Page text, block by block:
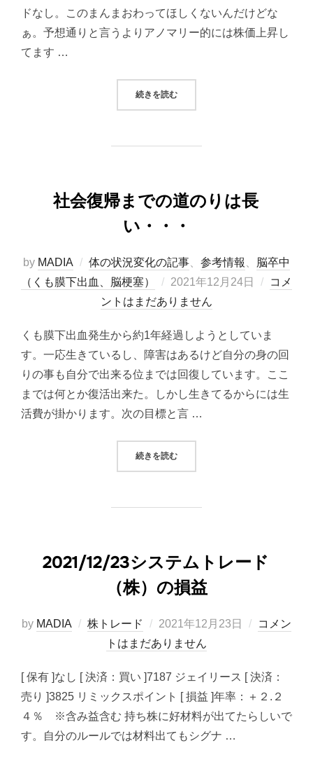
ドなし。このまんまおわってほしくないんだけどな
ぁ。予想通りと言うよりアノマリー的には株価上昇し
てます …
続きを読む“2021/12/24システムトレード（株
社会復帰までの道のりは長
い・・・
by MADIA 体の状況変化の記事 参考情報
脳卒中
（くも膜下出血、脳梗塞）
投
稿
2021年12月24日
コメ
ントはまだありません
くも膜下出血発生から約1年経過しようとしていま
す。一応生きているし、障害はあるけど自分の身の回
りの事も自分で出来る位までは回復しています。ここ
までは何とか復活出来た。しかし生きてるからには生
活費が掛かります。次の目標と言 …
続きを読む“社会復帰までの道のりは長い・・
2021/12/23システムトレード
（株）の損益
by MADIA 株トレード
投
稿
2021年12月23日
コメン
トはまだありません
[ 保有 ]なし [ 決済：買い ]7187 ジェイリース [ 決済：
売り ]3825 リミックスポイント [ 損益 ]年率：＋２.２
４％ ※含み益含む 持ち株に好材料が出てたらしいで
す。自分のルールでは材料出てもシグナ …